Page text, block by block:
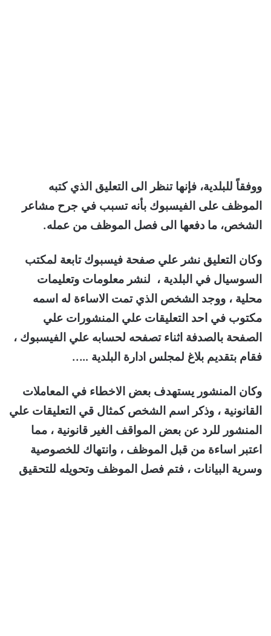
ووفقاً للبلدية، فإنها تنظر الى التعليق الذي كتبه
الموظف على الفيسبوك بأنه تسبب في جرح مشاعر
الشخص، ما دفعها الى فصل الموظف من عمله.
وكان التعليق نشر علي صفحة فيسبوك تابعة لمكتب
السوسيال في البلدية ، لنشر معلومات وتعليمات
محلية ، ووجد الشخص الذي تمت الاساءة له اسمه
مكتوب في احد التعليقات علي المنشورات علي
الصفحة بالصدفة اثناء تصفحه لحسابه علي الفيسبوك ،
فقام بتقديم بلاغ لمجلس ادارة البلدية …..
وكان المنشور يستهدف بعض الاخطاء في المعاملات
القانونية ، وذكر اسم الشخص كمثال قي التعليقات علي
المنشور للرد عن بعض المواقف الغير قانونية ، مما
اعتبر اساءة من قبل الموظف ، وانتهاك للخصوصية
وسرية البيانات ، فتم فصل الموظف وتحويله للتحقيق